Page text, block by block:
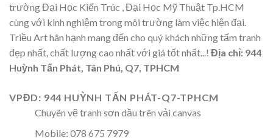
trường Đại Học Kiến Trúc , Đại Học Mỹ Thuật Tp.HCM
cùng với kinh nghiệm trong môi trường làm việc hiện đại.
Triều Art hân hạnh mang đến cho quý khách những tấm tranh
đẹp nhất, chất lượng cao nhất với giá tốt nhất...! Địa chỉ: 944
Huỳnh Tấn Phát, Tân Phú, Q7, TPHCM
VPĐD: 944 HUỲNH TẤN PHÁT-Q7-TPHCM
Chuyên vẽ tranh sơn dầu trên vải canvas
Mobile: 078 675 7979